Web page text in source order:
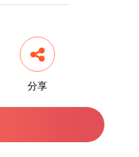
分享